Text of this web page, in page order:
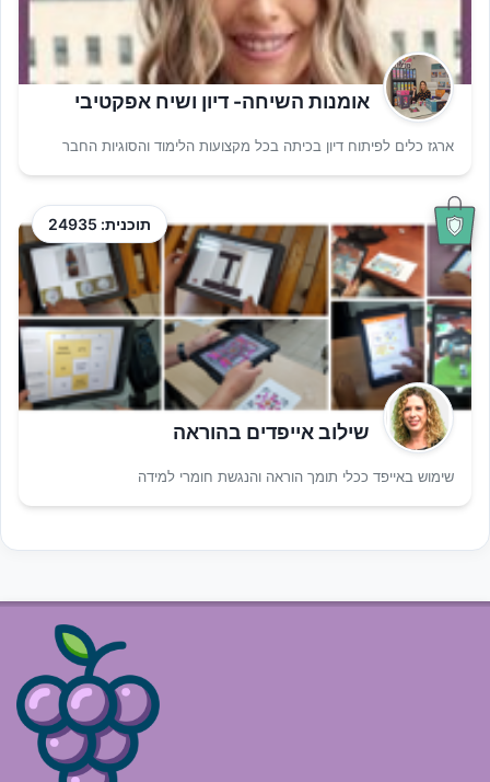
אומנות השיחה- דיון ושיח אפקטיבי
ארגז כלים לפיתוח דיון בכיתה בכל מקצועות הלימוד והסוגיות החבר
תוכנית: 24935
שילוב אייפדים בהוראה
שימוש באייפד ככלי תומך הוראה והנגשת חומרי למידה